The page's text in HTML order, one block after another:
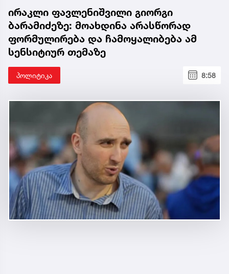
ირაკლი ფავლენიშვილი გიორგი
ბარამიძეზე: მოახდინა არასწორად
ფორმულირება და ჩამოყალიბება ამ
სენსიტიურ თემაზე
პოლიტიკა 8:58